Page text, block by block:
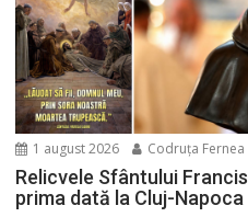
1 august 2026 Codruța Fernea
Relicvele Sfântului
prima dată la Cluj-Napoca